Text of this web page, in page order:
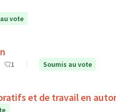
vote
1 Soumis au vote
et de travail en